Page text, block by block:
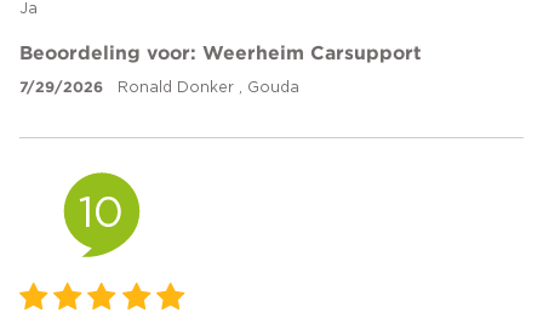
Ja
Beoordeling voor: Weerheim Carsupport
7/29/2026 Ronald Donker , Gouda
10